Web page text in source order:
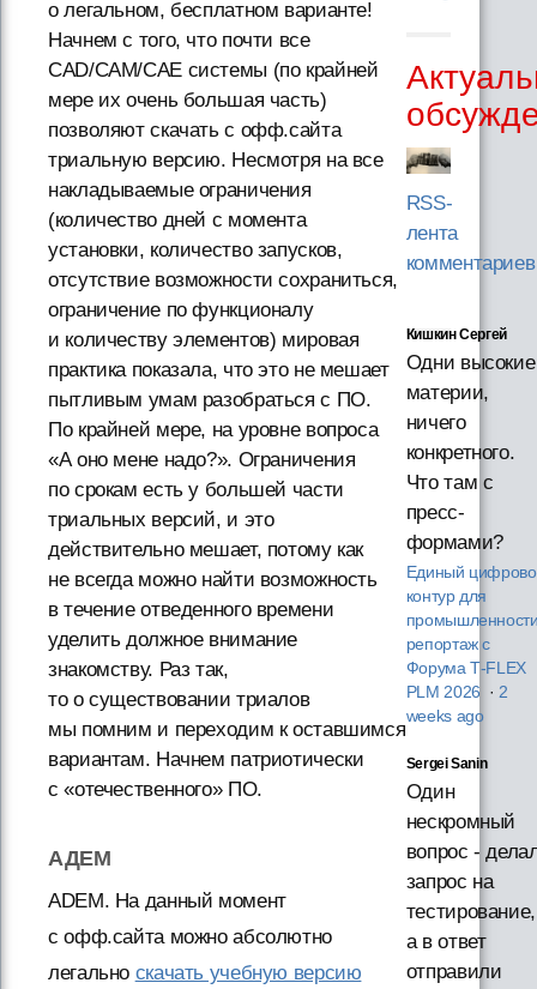
о легальном, бесплатном варианте!
Начнем с того, что почти все
CAD/CAM/CAE системы (по крайней
мере их очень большая часть)
позволяют скачать с офф.сайта
триальную версию. Несмотря на все
накладываемые ограничения
(количество дней с момента
установки, количество запусков,
отсутствие возможности сохраниться,
ограничение по функционалу
и количеству элементов) мировая
практика показала, что это не мешает
пытливым умам разобраться с ПО.
По крайней мере, на уровне вопроса
«А оно мене надо?». Ограничения
по срокам есть у большей части
триальных версий, и это
действительно мешает, потому как
не всегда можно найти возможность
в течение отведенного времени
уделить должное внимание
знакомству. Раз так,
то о существовании триалов
мы помним и переходим к оставшимся
вариантам. Начнем патриотически
с «отечественного» ПО.
АДЕМ
ADEM. На данный момент
с офф.сайта можно абсолютно
легально скачать учебную версию
RSS-
лента
комментариев
Кишкин Сергей
Одни высокие
материи,
ничего
конкретного.
Что там с
пресс-
формами?
Единый
контур для
репортаж с
Форума T‑FLEX
PLM 2026 ·2
weeks ago
Sergei Sanin
Один
нескромный
вопрос -
запрос на
тестирование,
а в ответ
отправили